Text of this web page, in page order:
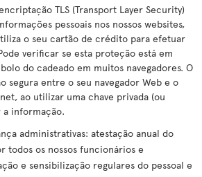
TLS (Transport Layer Security)
pessoais nos nossos websites,
o seu cartão de crédito para efetuar
verificar se esta proteção está em
do cadeado em muitos navegadores. O
segura entre o seu navegador Web e o
ao utilizar uma chave privada (ou
informação.
administrativas: atestação anual do
todos os nossos funcionários e
e sensibilização regulares do pessoal e